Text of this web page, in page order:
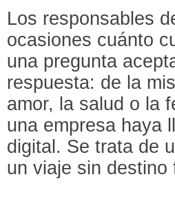
Los responsables
ocasiones cuánto
una pregunta
respuesta: de la
amor, la salud o la
una empresa haya
digital. Se trata de
un viaje sin